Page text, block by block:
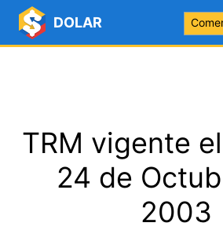
DOLAR
TRM vigente
24 de
2003